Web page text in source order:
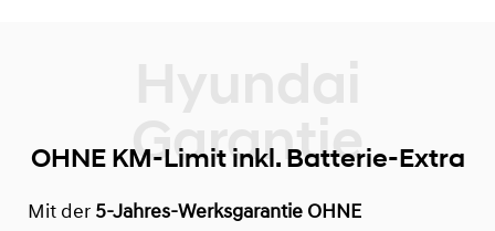
OHNE KM-Limit inkl. Batterie-Extra
Mit der 5-Jahres-Werksgarantie OHNE